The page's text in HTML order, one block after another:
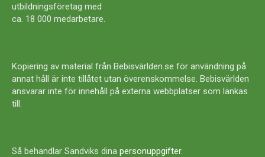
utbildningsföretag med
ca. 18 000 medarbetare.
Kopiering av material från Bebisvärlden.se för användning på
annat håll är inte tillåtet utan överenskommelse. Bebisvärlden
ansvarar inte för innehåll på externa webbplatser som länkas
till.
Så behandlar Sandviks dina personuppgifter.